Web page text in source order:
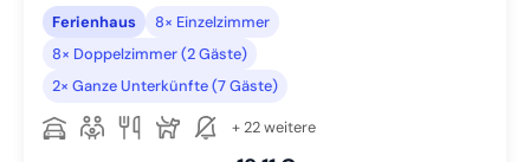
Ferienhaus
8× Einzelzimmer
8× Doppelzimmer (2 Gäste)
2× Ganze Unterkünfte (7 Gäste)
+ 22 weitere